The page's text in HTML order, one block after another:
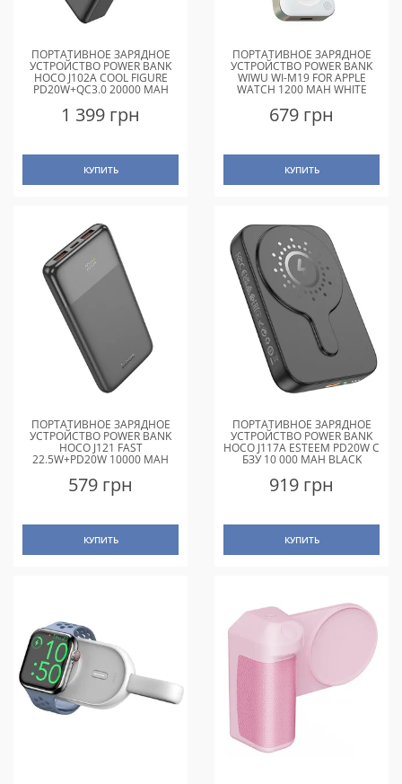
ПОРТАТИВНОЕ ЗАРЯДНОЕ
УСТРОЙСТВО POWER BANK
HOCO J102A COOL FIGURE
PD20W+QC3.0 20000 MAH
1 399 грн
КУПИТЬ
ПОРТАТИВНОЕ ЗАРЯДНОЕ
УСТРОЙСТВО POWER BANK
WIWU WI-M19 FOR APPLE
WATCH 1200 MAH WHITE
679 грн
КУПИТЬ
ПОРТАТИВНОЕ ЗАРЯДНОЕ
УСТРОЙСТВО POWER BANK
HOCO J121 FAST
22.5W+PD20W 10000 MAH
579 грн
КУПИТЬ
ПОРТАТИВНОЕ ЗАРЯДНОЕ
УСТРОЙСТВО POWER BANK
HOCO J117A ESTEEM PD20W С
БЗУ 10 000 MAH BLACK
919 грн
КУПИТЬ